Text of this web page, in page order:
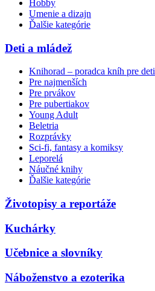
Hobby
Umenie a dizajn
Ďalšie kategórie
Deti a mládež
Knihorad – poradca kníh pre deti
Pre najmenších
Pre prvákov
Pre pubertiakov
Young Adult
Beletria
Rozprávky
Sci-fi, fantasy a komiksy
Leporelá
Náučné knihy
Ďalšie kategórie
Životopisy a reportáže
Kuchárky
Učebnice a slovníky
Náboženstvo a ezoterika